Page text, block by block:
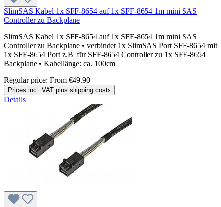
SlimSAS Kabel 1x SFF-8654 auf 1x SFF-8654 1m mini SAS
Controller zu Backplane
SlimSAS Kabel 1x SFF-8654 auf 1x SFF-8654 1m mini SAS
Controller zu Backplane • verbindet 1x SlimSAS Port SFF-8654 mit
1x SFF-8654 Port z.B. für SFF-8654 Controller zu 1x SFF-8654
Backplane • Kabellänge: ca. 100cm
Regular price: From €49.90
Prices incl. VAT plus shipping costs
Details